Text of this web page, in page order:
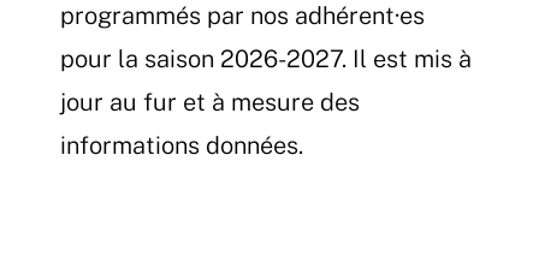
programmés par nos adhérent·es
pour la saison 2026-2027. Il est mis à
jour au fur et à mesure des
informations données.